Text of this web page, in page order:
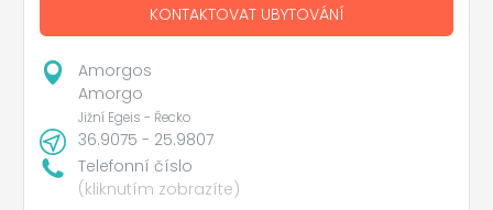
KONTAKTOVAT UBYTOVÁNÍ
Amorgos
Amorgo
Jižní Egeis - Řecko
36.9075 - 25.9807
Telefonní číslo
(kliknutím zobrazíte)